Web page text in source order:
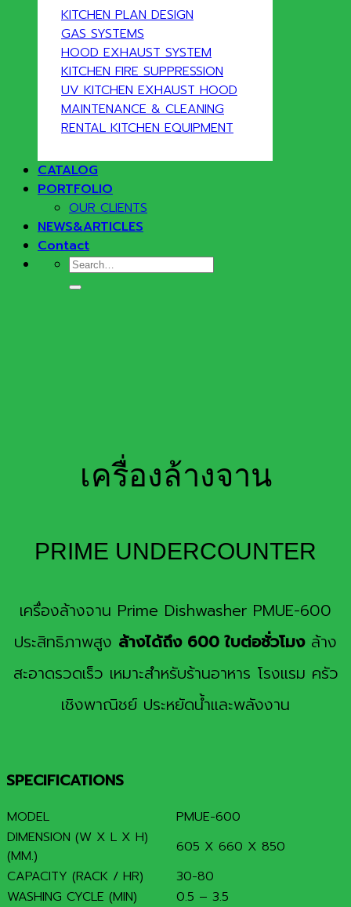
KITCHEN PLAN DESIGN
GAS SYSTEMS
HOOD EXHAUST SYSTEM
KITCHEN FIRE SUPPRESSION
UV KITCHEN EXHAUST HOOD
MAINTENANCE & CLEANING
RENTAL KITCHEN EQUIPMENT
CATALOG
PORTFOLIO
OUR CLIENTS
NEWS&ARTICLES
Contact
Search
for:
เครื่องล้างจาน
PRIME UNDERCOUNTER
เครื่องล้างจาน Prime Dishwasher PMUE-600
ประสิทธิภาพสูง ล้างได้ถึง 600 ใบต่อชั่วโมงล้าง
สะอาดรวดเร็ว เหมาะสำหรับร้านอาหาร โรงแรม ครัว
เชิงพาณิชย์ ประหยัดน้ำและพลังงาน
SPECIFICATIONS
MODEL
PMUE-600
DIMENSION (W X L X H)
(MM.)
605 X 660 X 850
CAPACITY (RACK / HR)
30-80
WASHING CYCLE (MIN)
0.5 – 3.5